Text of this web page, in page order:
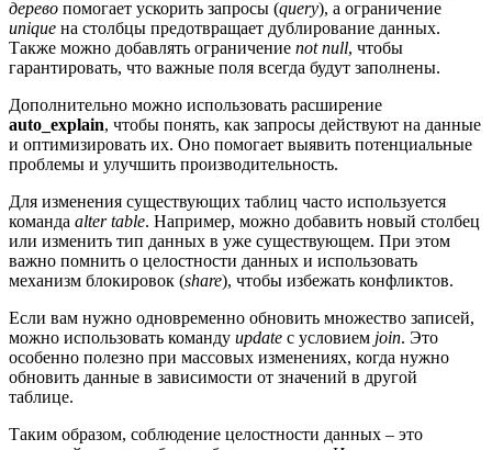
дерево помогает ускорить запросы (query), а ограничение
unique на столбцы предотвращает дублирование данных.
Также можно добавлять ограничение not null, чтобы
гарантировать, что важные поля всегда будут заполнены.
Дополнительно можно использовать расширение
auto_explain, чтобы понять, как запросы действуют на данные
и оптимизировать их. Оно помогает выявить потенциальные
проблемы и улучшить производительность.
Для изменения существующих таблиц часто используется
команда alter table. Например, можно добавить новый столбец
или изменить тип данных в уже существующем. При этом
важно помнить о целостности данных и использовать
механизм блокировок (share), чтобы избежать конфликтов.
Если вам нужно одновременно обновить множество записей,
можно использовать команду update с условием join. Это
особенно полезно при массовых изменениях, когда нужно
обновить данные в зависимости от значений в другой
таблице.
Таким образом, соблюдение целостности данных – это